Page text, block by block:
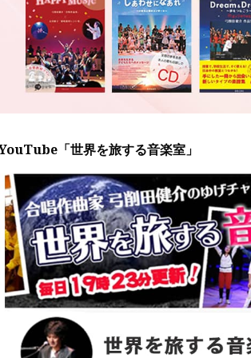
「世界を旅する音楽室」